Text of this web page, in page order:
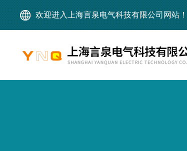
欢迎进入上海言泉电气科技有限公司网站！